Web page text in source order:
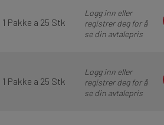
1 Pakke a 25 Stk
Logg inn eller
registrer deg for å
se din avtalepris
1 Pakke a 25 Stk
Logg inn eller
registrer deg for å
se din avtalepris